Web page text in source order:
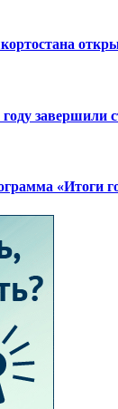
завершили